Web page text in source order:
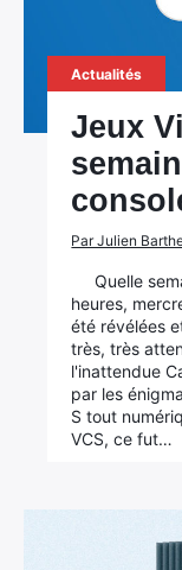
Actualités
Jeux
Par Julien
Quelle
heures,
été révélées
très, très
l'inattendue
par les
S tout
VCS, ce fut…